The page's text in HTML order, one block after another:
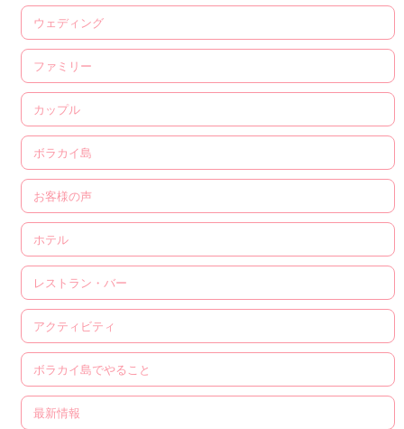
ウェディング
ファミリー
カップル
ボラカイ島
お客様の声
ホテル
レストラン・バー
アクティビティ
ボラカイ島でやること
最新情報